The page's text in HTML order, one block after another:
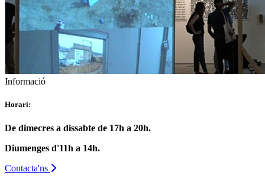
Informació
Horari:
De dimecres a dissabte de 17h a 20h.
Diumenges d'11h a 14h.
Contacta'ns